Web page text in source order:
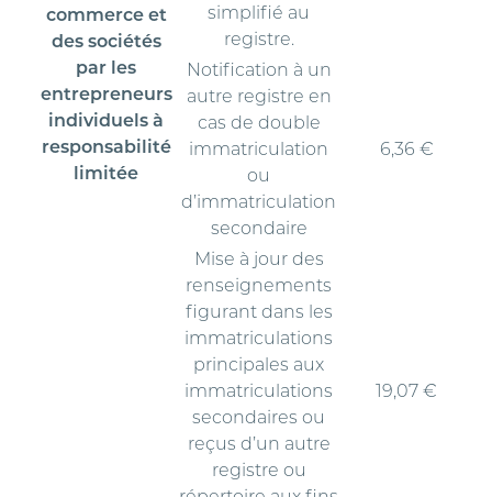
commerce et
des sociétés
par les
entrepreneurs
individuels à
responsabilité
limitée
simplifié au
registre.
Notification à un
autre registre en
cas de double
immatriculation
ou
d’immatriculation
secondaire
6,36 €
Mise à jour des
renseignements
figurant dans les
immatriculations
principales aux
immatriculations
secondaires ou
reçus d’un autre
registre ou
19,07 €